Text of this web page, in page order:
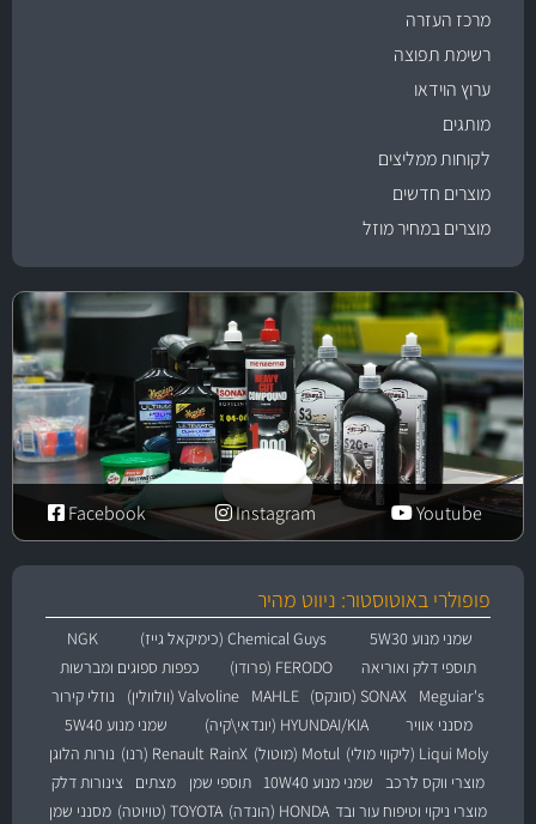
מרכז העזרה
רשימת תפוצה
ערוץ הוידאו
מותגים
לקוחות ממליצים
מוצרים חדשים
מוצרים במחיר מוזל
Youtube
Instagram
Facebook
פופולרי באוטוסטור: ניווט מהיר
שמני מנוע 5W30 Chemical Guys (כימיקאל גייז)
NGK
תוספי דלק ואוריאה
FERODO (פרודו)
כפפות ספוגים ומברשות
Meguiar's
SONAX (סונקס) MAHLE Valvoline (וולוולין)
נוזלי קירור
מסנני אוויר
HYUNDAI/KIA (יונדאי\קיה)
שמני מנוע 5W40
Liqui Moly (ליקווי מולי)
Motul (מוטול) RainX Renault (רנו)
נורות הלוגן
מוצרי ווקס לרכב
שמני מנוע 10W40 תוספי שמן מצתים
צינורות דלק
מוצרי ניקוי וטיפוח עור ובד HONDA (הונדה) TOYOTA (טויוטה)
מסנני שמן